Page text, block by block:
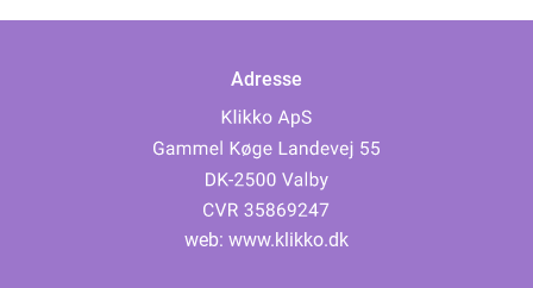
Adresse
web: www.klikko.dk